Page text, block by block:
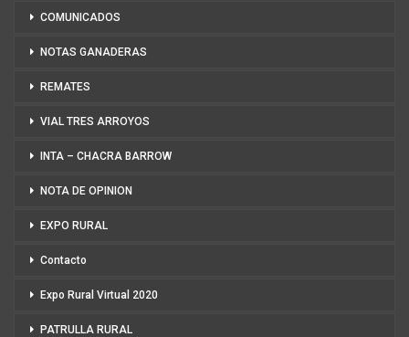
COMUNICADOS
NOTAS GANADERAS
REMATES
VIAL TRES ARROYOS
INTA – CHACRA BARROW
NOTA DE OPINION
EXPO RURAL
Contacto
Expo Rural Virtual 2020
PATRULLA RURAL